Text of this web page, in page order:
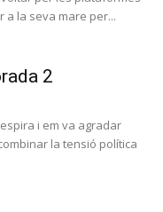
a la seva mare per...
2
i em va agradar
la tensió política